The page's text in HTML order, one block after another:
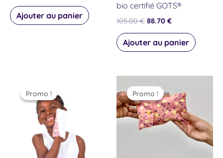
Ajouter au panier
bio certifié GOTS®
105.00€ 88.70 €
Ajouter au panier
Promo !
Promo !
initial
était :
6.80 €.
actuel
est :
6.00 €.
Promo !
Promo !
prix
initial
était :
17.76 €.
actuel
est :
13.00 €.